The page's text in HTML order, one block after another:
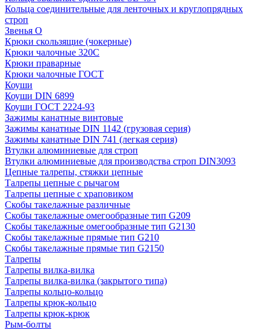
Кольца соединительные для ленточных и круглопрядных
строп
Звенья О
Крюки скользящие (чокерные)
Крюки чалочные 320C
Крюки праварные
Крюки чалочные ГОСТ
Коуши
Коуши DIN 6899
Коуши ГОСТ 2224-93
Зажимы канатные винтовые
Зажимы канатные DIN 1142 (грузовая серия)
Зажимы канатные DIN 741 (легкая серия)
Втулки алюминиевые для строп
Втулки алюминиевые для производства строп DIN3093
Цепные талрепы, стяжки цепные
Талрепы цепные с рычагом
Талрепы цепные с храповиком
Скобы такелажные различные
Скобы такелажные омегообразные тип G209
Скобы такелажные омегообразные тип G2130
Скобы такелажные прямые тип G210
Скобы такелажные прямые тип G2150
Талрепы
Талрепы вилка-вилка
Талрепы вилка-вилка (закрытого типа)
Талрепы кольцо-кольцо
Талрепы крюк-кольцо
Талрепы крюк-крюк
Рым-болты